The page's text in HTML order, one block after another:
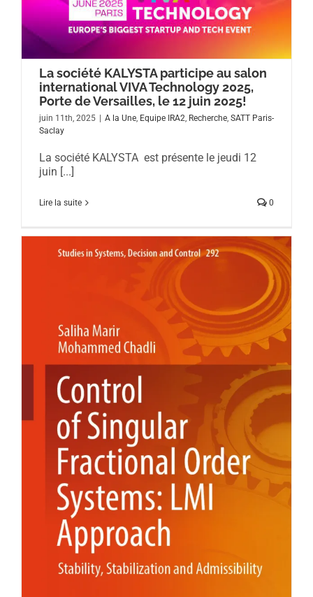
La société KALYSTA participe au salon
international VIVA Technology 2025,
Porte de Versailles, le 12 juin 2025!
juin 11th, 2025 | A la Une, Equipe IRA2, Recherche, SATT Paris-
Saclay
La société KALYSTA est présente le jeudi 12
juin [...]
Lire la suite 0